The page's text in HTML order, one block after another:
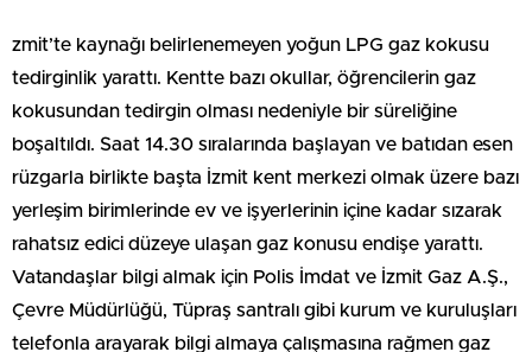
zmit’te kaynağı belirlenemeyen yoğun LPG gaz kokusu
tedirginlik yarattı. Kentte bazı okullar, öğrencilerin gaz
kokusundan tedirgin olması nedeniyle bir süreliğine
boşaltıldı. Saat 14.30 sıralarında başlayan ve batıdan esen
rüzgarla birlikte başta İzmit kent merkezi olmak üzere bazı
yerleşim birimlerinde ev ve işyerlerinin içine kadar sızarak
rahatsız edici düzeye ulaşan gaz konusu endişe yarattı.
Vatandaşlar bilgi almak için Polis İmdat ve İzmit Gaz A.Ş.,
Çevre Müdürlüğü, Tüpraş santralı gibi kurum ve kuruluşları
telefonla arayarak bilgi almaya çalışmasına rağmen gaz